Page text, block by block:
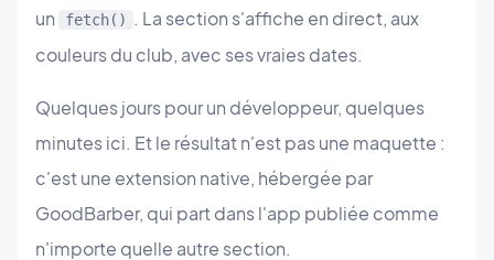
un
fetch()
. La section s'affiche en direct, aux
couleurs du club, avec ses vraies dates.
Quelques jours pour un développeur, quelques
minutes ici. Et le résultat n'est pas une maquette :
c'est une extension native, hébergée par
GoodBarber, qui part dans l'app publiée comme
n'importe quelle autre section.